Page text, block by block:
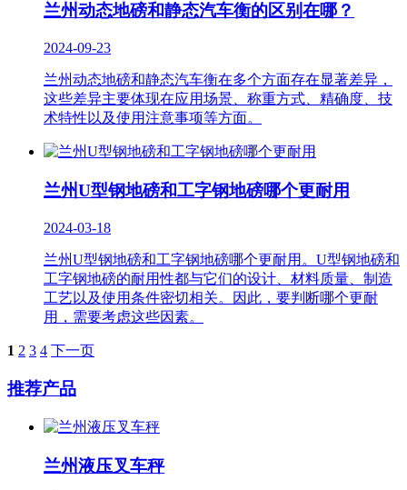
兰州动态地磅和静态汽车衡的区别在哪？
2024-09-23
兰州动态地磅和静态汽车衡在多个方面存在显著差异，
这些差异主要体现在应用场景、称重方式、精确度、技
术特性以及使用注意事项等方面。
兰州U型钢地磅和工字钢地磅哪个更耐用
2024-03-18
兰州U型钢地磅和工字钢地磅哪个更耐用。U型钢地磅和
工字钢地磅的耐用性都与它们的设计、材料质量、制造
工艺以及使用条件密切相关。因此，要判断哪个更耐
用，需要考虑这些因素。
1 2 3 4 下一页
推荐产品
兰州液压叉车秤